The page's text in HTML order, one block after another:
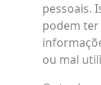
pessoais.
podem ter
ou mal